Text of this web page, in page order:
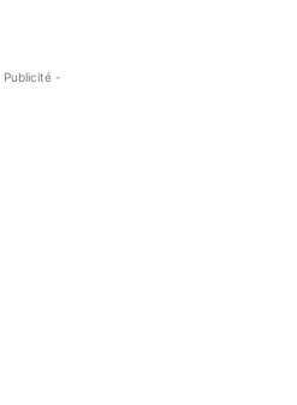
Publicité -